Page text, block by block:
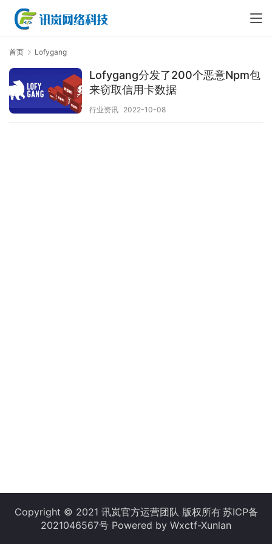
首页 Lofygang
Lofygang分发了200个恶意Npm包
来窃取信用卡数据
行业资讯 2022-10-08
Copyright © 2021 讯岚官方运营团队 版权所有苏ICP备
2021046567号 Powered by Wxctf-Xunlan